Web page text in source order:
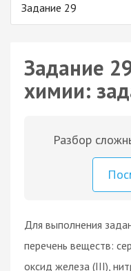
Задание 29
Задание
химии:
Разбор
Для выполнения
перечень веществ:
оксид железа (III),